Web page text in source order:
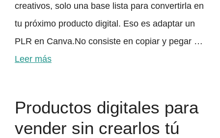
creativos, solo una base lista para convertirla en
tu próximo producto digital. Eso es adaptar un
PLR en Canva.No consiste en copiar y pegar …
Leer más
Productos digitales para
vender sin crearlos tú